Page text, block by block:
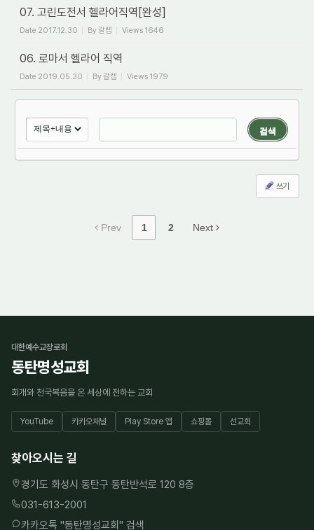
07. 고린도전서 헬라어직역[완성]
Date 2017.12.30 By갈렙 Views 1646
06. 로마서 헬라어 직역
Date 2019.05.30 By갈렙 Views 1979
검색
쓰기
Prev 1 2 Next
대한예수교장로회
동탄명성교회
회개와 천국복음을 온 세상에 전하는 교회
YouTube 카카오채널 Play Store 앱 쇼핑몰 선교회
찾아오시는 길
경기도 화성시 동탄구 동탄반석로 120 8층
031-613-2001
카카오톡 "동탄명성교회" 검색